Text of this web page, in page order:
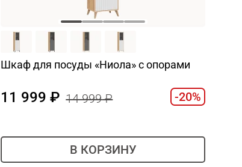
Шкаф для посуды «Ниола» с опорами
11 999 14 999 -20%
В КОРЗИНУ